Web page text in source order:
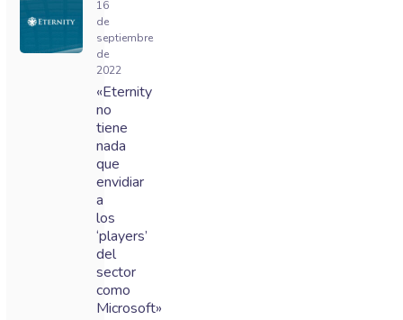
16
de
septiembre
de
2022
«Eternity
no
tiene
nada
que
envidiar
a
los
‘players’
del
sector
como
Microsoft»